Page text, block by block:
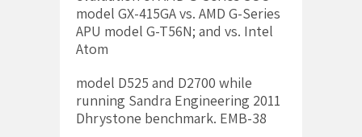
model GX-415GA vs. AMD G-Series
APU model G-T56N; and vs. Intel
Atom
model D525 and D2700 while
running Sandra Engineering 2011
Dhrystone benchmark. EMB-38